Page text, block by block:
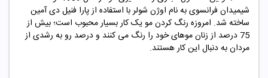
شیمیدان فرانسوی به نام اوژن شولر با استفاده از پارا فنیل دی آمین
ساخته شد. امروزه رنگ کردن مو یک کار بسیار محبوب است؛ بیش از
75 درصد از زنان موهای خود را رنگ می کنند و درصد رو به رشدی از
مردان به دنبال این کار هستند.